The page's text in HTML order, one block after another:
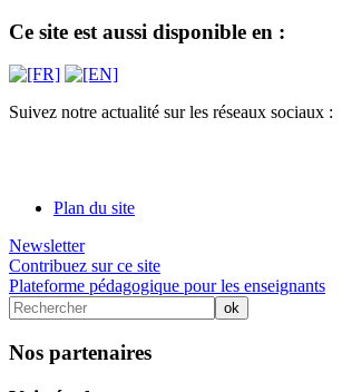
Ce site est aussi disponible en :
Suivez notre actualité sur les réseaux sociaux :
Plan du site
Newsletter
Contribuez sur ce site
Plateforme pédagogique pour les enseignants
Nos partenaires